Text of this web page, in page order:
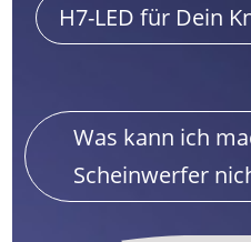
H7-LED für Dein
Was kann ich
Scheinwerfer